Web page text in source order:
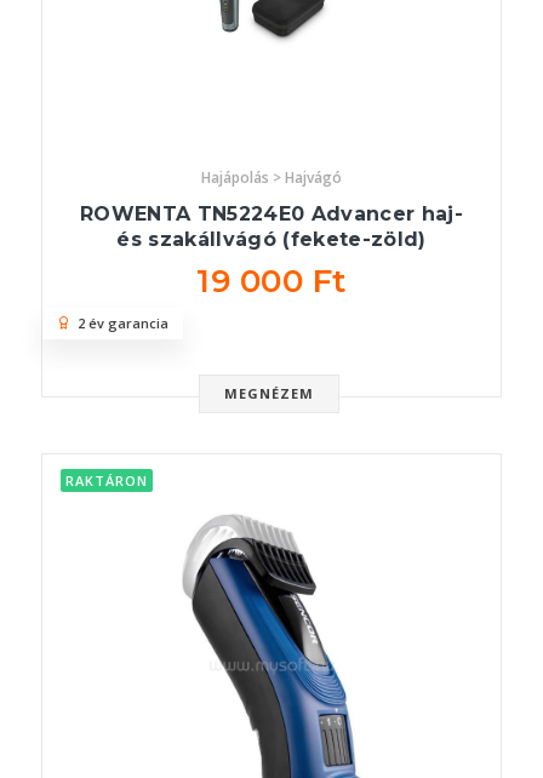
Hajápolás > Hajvágó
ROWENTA TN5224E0 Advancer haj-
és szakállvágó (fekete-zöld)
19 000 Ft
MEGNÉZEM
2 év garancia
RAKTÁRON